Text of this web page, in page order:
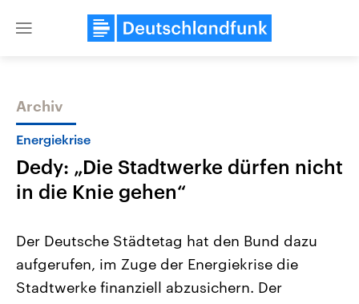
Close
Themen
Landtagswahl Sachsen-Anhalt
2026
USA
Aktuelle Beiträge,
Archiv
Energiekrise
Dedy: „Die Stadtwerke dürfen nicht
in die Knie gehen“
Der Deutsche Städtetag hat den Bund dazu
aufgerufen, im Zuge der Energiekrise die
Stadtwerke finanziell abzusichern. Der